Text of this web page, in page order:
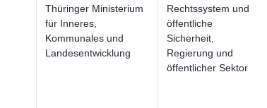
Thüringer Ministerium
für Inneres,
Kommunales und
Landesentwicklung
Rechtssystem und
öffentliche
Sicherheit,
Regierung und
öffentlicher Sektor